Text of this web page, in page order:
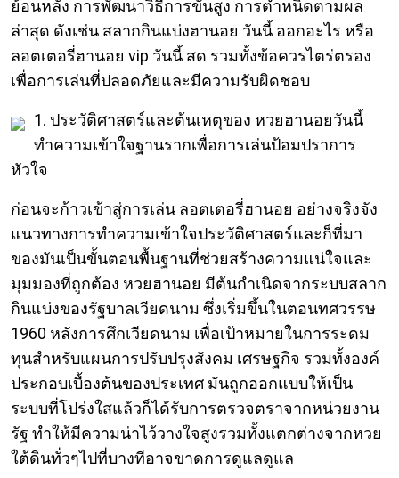
ย้อนหลัง การพัฒนาวิธีการขั้นสูง การตำหนิดตามผล
ล่าสุด ดังเช่น สลากกินแบ่งฮานอย วันนี้ ออกอะไร หรือ
ลอตเตอรี่ฮานอย vip วันนี้ สด รวมทั้งข้อควรไตร่ตรอง
เพื่อการเล่นที่ปลอดภัยและมีความรับผิดชอบ
1. ประวัติศาสตร์และต้นเหตุของ หวยฮานอยวันนี้
ทำความเข้าใจฐานรากเพื่อการเล่นป้อมปราการ
หัวใจ
ก่อนจะก้าวเข้าสู่การเล่น ลอตเตอรี่ฮานอย อย่างจริงจัง
แนวทางการทำความเข้าใจประวัติศาสตร์และก็ที่มา
ของมันเป็นขั้นตอนพื้นฐานที่ช่วยสร้างความแน่ใจและ
มุมมองที่ถูกต้อง หวยฮานอย มีต้นกำเนิดจากระบบสลาก
กินแบ่งของรัฐบาลเวียดนาม ซึ่งเริ่มขึ้นในตอนทศวรรษ
1960 หลังการศึกเวียดนาม เพื่อเป้าหมายในการระดม
ทุนสำหรับแผนการปรับปรุงสังคม เศรษฐกิจ รวมทั้งองค์
ประกอบเบื้องต้นของประเทศ มันถูกออกแบบให้เป็น
ระบบที่โปร่งใสแล้วก็ได้รับการตรวจตราจากหน่วยงาน
รัฐ ทำให้มีความน่าไว้วางใจสูงรวมทั้งแตกต่างจากหวย
ใต้ดินทั่วๆไปที่บางทีอาจขาดการดูแลดูแล